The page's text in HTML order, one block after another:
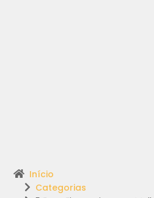
Início
Categorias